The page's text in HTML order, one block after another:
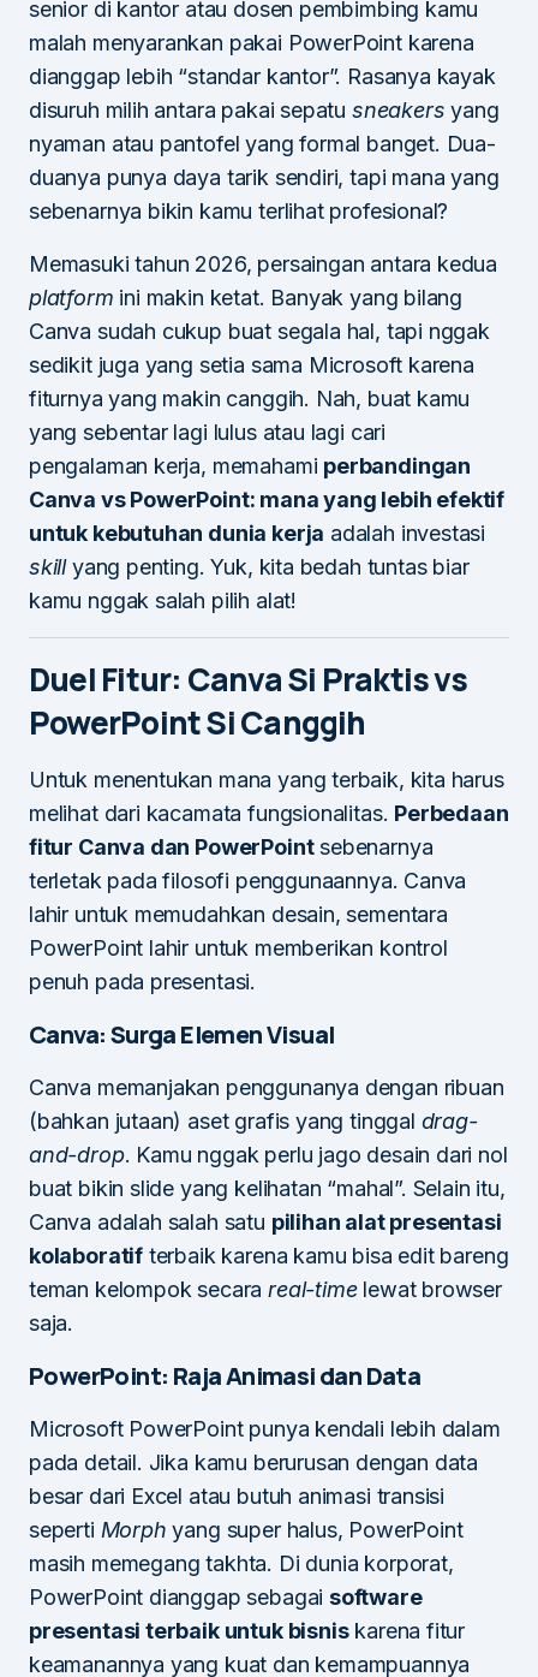
senior di kantor atau dosen pembimbing kamu
malah menyarankan pakai PowerPoint karena
dianggap lebih “standar kantor”. Rasanya kayak
disuruh milih antara pakai sepatu sneakers yang
nyaman atau pantofel yang formal banget. Dua-
duanya punya daya tarik sendiri, tapi mana yang
sebenarnya bikin kamu terlihat profesional?
Memasuki tahun 2026, persaingan antara kedua
platform ini makin ketat. Banyak yang bilang
Canva sudah cukup buat segala hal, tapi nggak
sedikit juga yang setia sama Microsoft karena
fiturnya yang makin canggih. Nah, buat kamu
yang sebentar lagi lulus atau lagi cari
pengalaman kerja, memahami perbandingan
Canva vs PowerPoint: mana yang lebih efektif
untuk kebutuhan dunia kerja adalah investasi
skillyang penting. Yuk, kita bedah tuntas biar
kamu nggak salah pilih alat!
Duel Fitur: Canva Si Praktis vs
PowerPoint Si Canggih
Untuk menentukan mana yang terbaik, kita harus
melihat dari kacamata fungsionalitas. Perbedaan
fitur Canva dan PowerPointsebenarnya
terletak pada filosofi penggunaannya. Canva
lahir untuk memudahkan desain, sementara
PowerPoint lahir untuk memberikan kontrol
penuh pada presentasi.
Canva: Surga Elemen Visual
Canva memanjakan penggunanya dengan ribuan
(bahkan jutaan) aset grafis yang tinggal drag-
and-drop. Kamu nggak perlu jago desain dari nol
buat bikin slide yang kelihatan “mahal”. Selain itu,
Canva adalah salah satu pilihan alat presentasi
kolaboratif terbaik karena kamu bisa edit bareng
teman kelompok secarareal-timelewat browser
saja.
PowerPoint: Raja Animasi dan Data
Microsoft PowerPoint punya kendali lebih dalam
pada detail. Jika kamu berurusan dengan data
besar dari Excel atau butuh animasi transisi
seperti Morph yang super halus, PowerPoint
masih memegang takhta. Di dunia korporat,
PowerPoint dianggap sebagai software
presentasi terbaik untuk bisniskarena fitur
keamanannya yang kuat dan kemampuannya